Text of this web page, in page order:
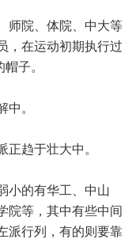
师院、体院、中大等
，在运动初期执行过
子。
。
趋于壮大中。
小的有华工、中山
院等，其中有些中间
派行列，有的则要靠